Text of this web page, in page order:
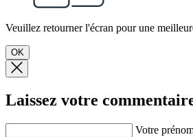
Veuillez retourner l'écran pour une
OK
Laissez votre
Votre